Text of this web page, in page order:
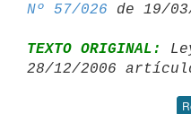
Nº 57/026
TEXTO ORIGINAL:
28/12/2006